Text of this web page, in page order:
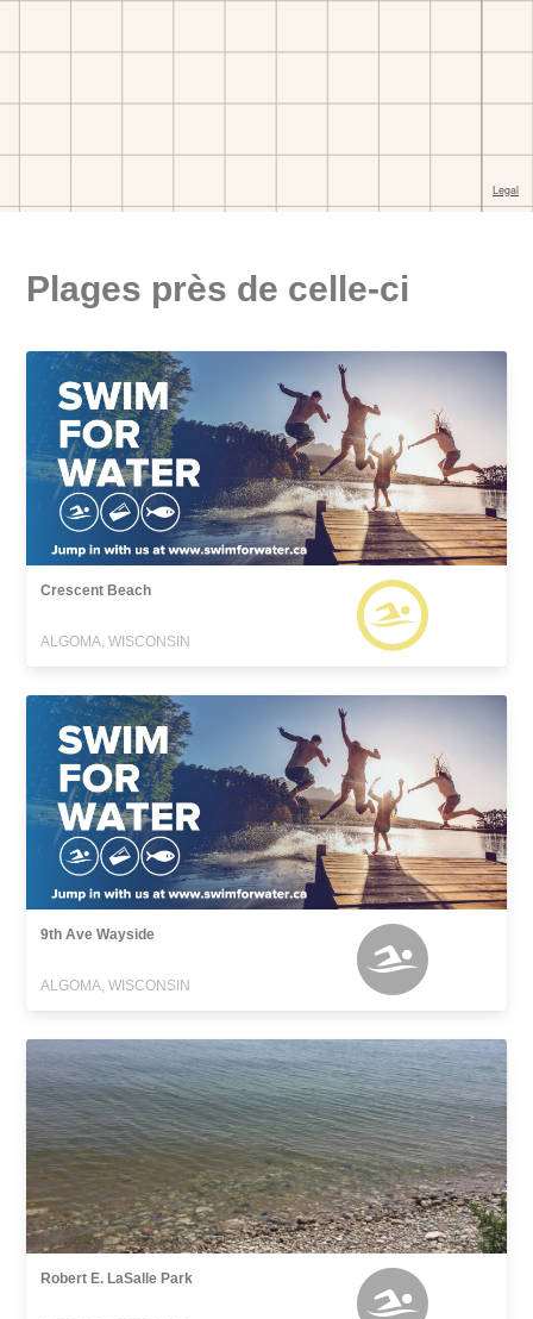
Plages près de celle-ci
Crescent Beach
ALGOMA, WISCONSIN
9th Ave Wayside
ALGOMA, WISCONSIN
Robert E. LaSalle Park